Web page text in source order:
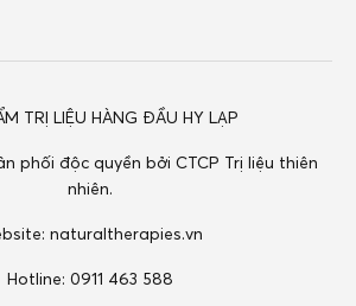
TRỊ LIỆU HÀNG ĐẦU HY LẠP
phối độc quyền bởi CTCP Trị liệu thiên
nhiên.
naturaltherapies.vn
Hotline: 0911 463 588